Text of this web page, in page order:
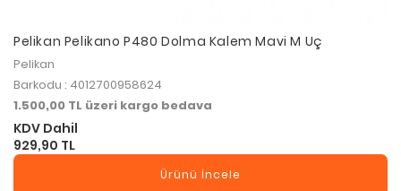
Pelikan Pelikano P480 Dolma Kalem Mavi M Uç
Pelikan
Barkodu : 4012700958624
1.500,00 TL üzeri kargo bedava
KDV Dahil
929,90 TL
Ürünü İncele